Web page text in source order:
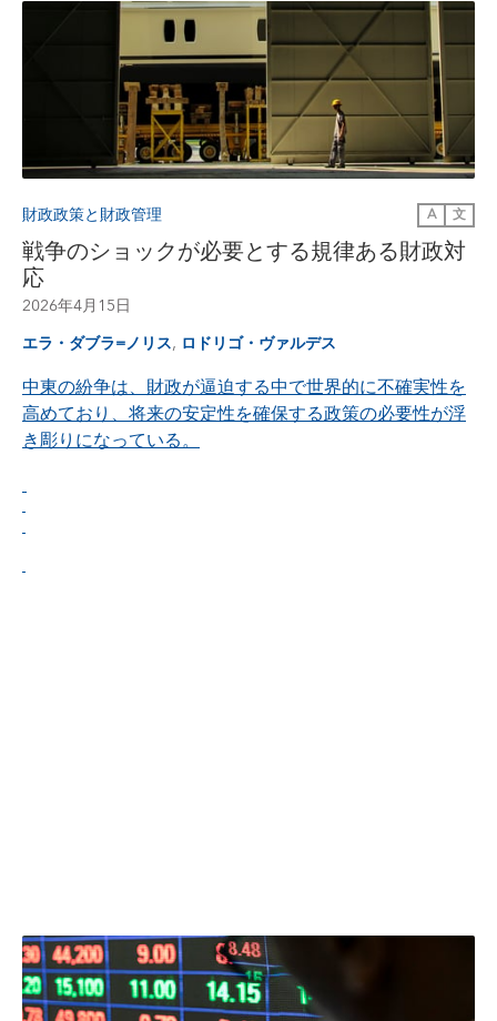
財政政策と財政管理 A 文
戦争のショックが必要とする規律ある財政対
応
2026年4月15日
エラ・ダブラ=ノリス, ロドリゴ・ヴァルデス
中東の紛争は、財政が逼迫する中で世界的に不確実性を
高めており、将来の安定性を確保する政策の必要性が浮
き彫りになっている。